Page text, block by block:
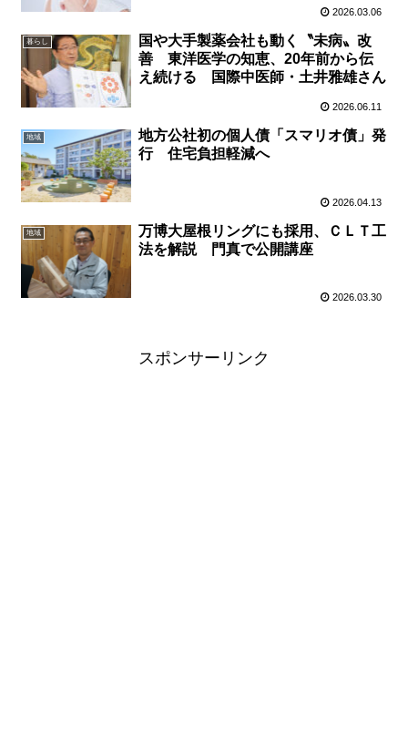
2026.03.06
暮らし
国や大手製薬会社も動く〝未病〟改
善 東洋医学の知恵、20年前から伝
え続ける 国際中医師・土井雅雄さん
2026.06.11
地域
地方公社初の個人債「スマリオ債」発
行 住宅負担軽減へ
2026.04.13
地域
万博大屋根リングにも採用、ＣＬＴ工
法を解説 門真で公開講座
2026.03.30
スポンサーリンク